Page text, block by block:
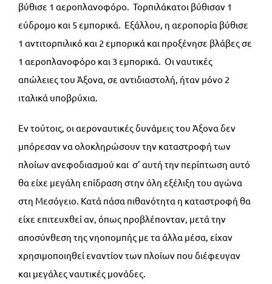
βύθισε 1 αεροπλανοφόρο. Τορπιλάκατοι βύθισαν 1
εύδρομο και 5 εμπορικά. Εξάλλου, η αεροπορία βύθισε
1 αντιτορπιλικό και 2 εμπορικά και προξένησε βλάβες σε
1 αεροπλανοφόρο και 3 εμπορικά. Οι ναυτικές
απώλειες του Άξονα, σε αντιδιαστολή, ήταν μόνο 2
ιταλικά υποβρύχια.
Εν τούτοις, οι αεροναυτικές δυνάμεις του Άξονα δεν
μπόρεσαν να ολοκληρώσουν την καταστροφή των
πλοίων ανεφοδιασμού και σ’ αυτή την περίπτωση αυτό
θα είχε μεγάλη επίδραση στην όλη εξέλιξη του αγώνα
στη Μεσόγειο. Κατά πάσα πιθανότητα η καταστροφή θα
είχε επιτευχθεί αν, όπως προβλέπονταν, μετά την
αποσύνθεση της νηοπομπής με τα άλλα μέσα, είχαν
χρησιμοποιηθεί εναντίον των πλοίων που διέφευγαν
και μεγάλες ναυτικές μονάδες.